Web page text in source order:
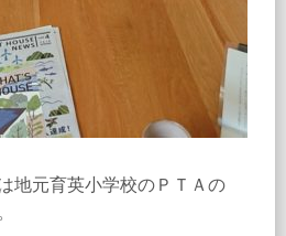
地元育英小学校のＰＴＡの